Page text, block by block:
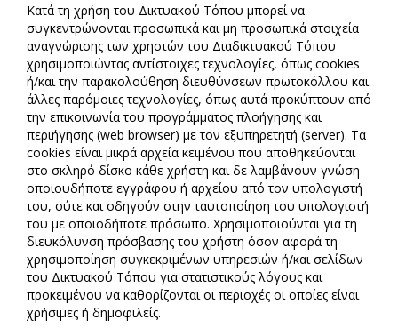
Κατά τη χρήση του Δικτυακού Τόπου μπορεί να
συγκεντρώνονται προσωπικά και μη προσωπικά στοιχεία
αναγνώρισης των χρηστών του Διαδικτυακού Τόπου
χρησιμοποιώντας αντίστοιχες τεχνολογίες, όπως cookies
ή/και την παρακολούθηση διευθύνσεων πρωτοκόλλου και
άλλες παρόμοιες τεχνολογίες, όπως αυτά προκύπτουν από
την επικοινωνία του προγράμματος πλοήγησης και
περιήγησης (web browser) με τον εξυπηρετητή (server). Τα
cookies είναι μικρά αρχεία κειμένου που αποθηκεύονται
στο σκληρό δίσκο κάθε χρήστη και δε λαμβάνουν γνώση
οποιουδήποτε εγγράφου ή αρχείου από τον υπολογιστή
του, ούτε και οδηγούν στην ταυτοποίηση του υπολογιστή
του με οποιοδήποτε πρόσωπο. Χρησιμοποιούνται για τη
διευκόλυνση πρόσβασης του χρήστη όσον αφορά τη
χρησιμοποίηση συγκεκριμένων υπηρεσιών ή/και σελίδων
του Δικτυακού Τόπου για στατιστικούς λόγους και
προκειμένου να καθορίζονται οι περιοχές οι οποίες είναι
χρήσιμες ή δημοφιλείς.